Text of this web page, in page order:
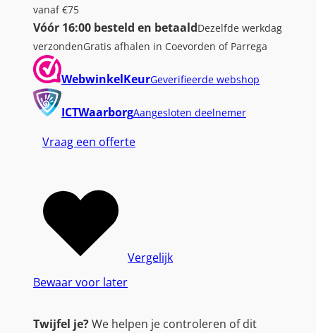
vanaf €75
Vóór 16:00 besteld en betaaldDezelfde werkdag
verzondenGratis afhalen in Coevorden of Parrega
WebwinkelKeurGeverifieerde webshop
ICTWaarborgAangesloten deelnemer
Vraag een offerte
Bewaar voor later
Vergelijk
Twijfel je?We helpen je controleren of dit